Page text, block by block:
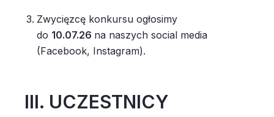
Zwycięzcę konkursu ogłosimy
do 10.07.26 na naszych social media
(Facebook, Instagram).
III. UCZESTNICY